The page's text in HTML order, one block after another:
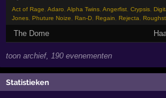
Act of Rage ,Adaro ,Alpha Twins ,Angerfist ,Crypsis ,
Jones ,Phuture Noize ,Ran-D ,Regain ,Rejecta ,
The Dome
toon archief, 190 evenementen
Statistieken